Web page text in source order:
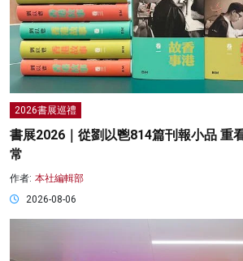
2026書展巡禮
書展2026｜從劉以鬯814篇刊報小品 重
常
作者: 本社編輯部
2026-08-06